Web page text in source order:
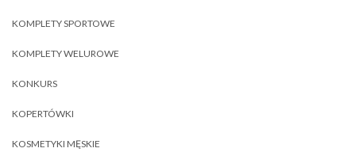
KOMPLETY SPORTOWE
KOMPLETY WELUROWE
KONKURS
KOPERTÓWKI
KOSMETYKI MĘSKIE